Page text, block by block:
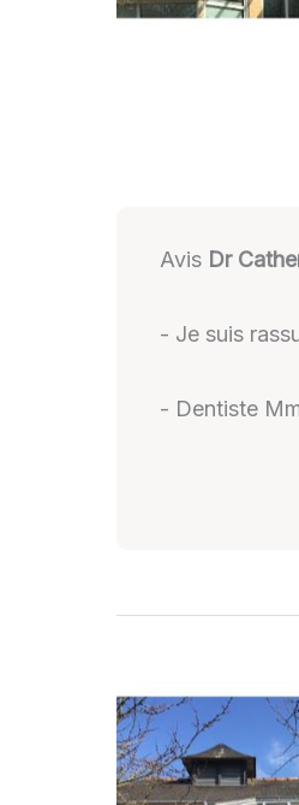
Avis Dr
- Je suis
- Dentiste